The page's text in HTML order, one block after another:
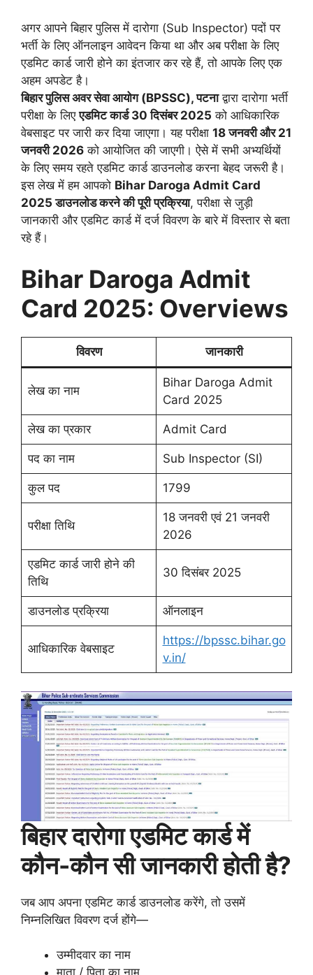
अगर आपने बिहार पुलिस में दारोगा (Sub Inspector) पदों पर
भर्ती के लिए ऑनलाइन आवेदन किया था और अब परीक्षा के लिए
एडमिट कार्ड जारी होने का इंतजार कर रहे हैं, तो आपके लिए एक
अहम अपडेट है।
बिहार पुलिस अवर सेवा आयोग (BPSSC), पटनाद्वारा दारोगा भर्ती
परीक्षा के लिएएडमिट कार्ड 30 दिसंबर 2025 को आधिकारिक
वेबसाइट पर जारी कर दिया जाएगा। यह परीक्षा 18 जनवरी और 21
जनवरी 2026 को आयोजित की जाएगी। ऐसे में सभी अभ्यर्थियों
के लिए समय रहते एडमिट कार्ड डाउनलोड करना बेहद जरूरी है।
इस लेख में हम आपको Bihar Daroga Admit Card
2025 डाउनलोड करने की पूरी प्रक्रिया, परीक्षा से जुड़ी
जानकारी और एडमिट कार्ड में दर्ज विवरण के बारे में विस्तार से बता
रहे हैं।
Bihar Daroga Admit
Card 2025: Overviews
विवरण जानकारी
लेख का नाम
Bihar Daroga Admit
Card 2025
लेख का प्रकार Admit Card
पद का नाम Sub Inspector (SI)
कुल पद 1799
परीक्षा तिथि
18 जनवरी एवं 21 जनवरी
2026
एडमिट कार्ड जारी होने की
तिथि
30 दिसंबर 2025
डाउनलोड प्रक्रिया ऑनलाइन
आधिकारिक वेबसाइट
https://bpssc.bihar.go
v.in/
बिहार दारोगा एडमिट कार्ड में
कौन-कौन सी जानकारी होती है?
जब आप अपना एडमिट कार्ड डाउनलोड करेंगे, तो उसमें
निम्नलिखित विवरण दर्ज होंगे—
उम्मीदवार का नाम